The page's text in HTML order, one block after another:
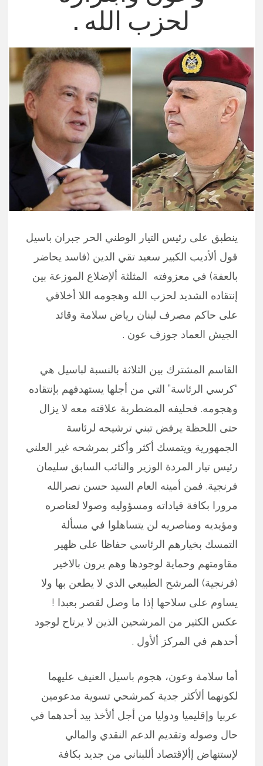
لحزب الله .
ينطبق على رئيس التيار الوطني الحر جبران باسيل
قول ألأديب الكبير سعيد تقي الدين (فاسد يحاضر
بالعفة) في معزوفته المثلثة ألإضلاع الموزعة بين
إنتقاده الشديد لحزب الله وهجومه اللا أخلاقي
على حاكم مصرف لبنان رياض سلامة وقائد
الجيش العماد جوزف عون .
القاسم المشترك بين الثلاثة بالنسبة لباسيل هي
“كرسي الرئاسة” التي من أجلها يستهدفهم بإنتقاده
وهجومه. فحليفه المضطربة علاقته معه لا يزال
حتى اللحظة يرفض تبني ترشيحه لرئاسة
الجمهورية ويتمسك أكثر وأكثر بمرشحه غير العلني
رئيس تيار المردة الوزير والنائب السابق سليمان
فرنجية. فمن أمينه العام السيد حسن نصرالله
مرورا بكافة قياداته ومسؤوليه وصولا لعناصره
ومؤيديه ومناصريه لن يتساهلوا في مسألة
التمسك بخيارهم الرئاسي حفاظا على ظهير
مقاومتهم وحماية لوجودها وهم يرون بالاخير
(فرنجية) المرشح الطبيعي الذي لا يطعن بها ولا
يساوم على سلاحها إذا ما وصل لقصر بعبدا !
عكس الكثير من المرشحين الذين لا يرتاح لوجود
أحدهم في المركز ألأول .
أما سلامة وعون، هجوم باسيل العنيف عليهما
لكونهما ألأكثر جدية كمرشحي تسوية مدعومين
عربيا وإقليميا ودوليا من أجل ألأخذ بيد أحدهما في
حال وصوله وتقديم الدعم النقدي والمالي
لإستنهاض إألإقتصاد أللبناني من جديد بكافة